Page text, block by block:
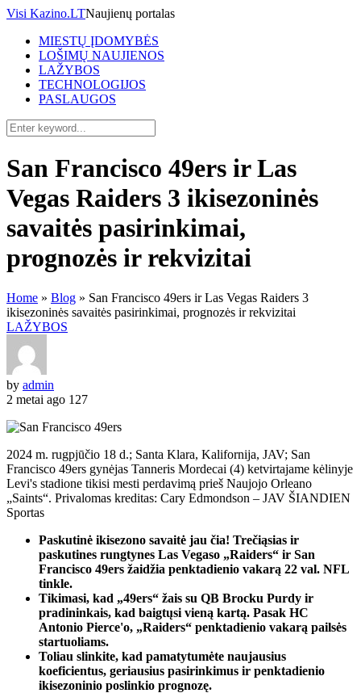
Visi Kazino.LTNaujienų portalas
MIESTŲ ĮDOMYBĖS
LOŠIMŲ NAUJIENOS
LAŽYBOS
TECHNOLOGIJOS
PASLAUGOS
San Francisco 49ers ir Las
Vegas Raiders 3 ikisezoninės
savaitės pasirinkimai,
prognozės ir rekvizitai
Home » Blog » San Francisco 49ers ir Las Vegas Raiders 3
ikisezoninės savaitės pasirinkimai, prognozės ir rekvizitai
LAŽYBOS
by admin
2 metai ago 127
2024 m. rugpjūčio 18 d.; Santa Klara, Kalifornija, JAV; San
Francisco 49ers gynėjas Tanneris Mordecai (4) ketvirtajame kėlinyje
Levi's stadione tikisi mesti perdavimą prieš Naujojo Orleano
„Saints“. Privalomas kreditas: Cary Edmondson – JAV ŠIANDIEN
Sportas
Paskutinė ikisezono savaitė jau čia! Trečiąsias ir
paskutines rungtynes ​​Las Vegaso „Raiders“ ir San
Francisco 49ers žaidžia penktadienio vakarą 22 val. NFL
tinkle.
Tikimasi, kad „49ers“ žais su QB Brocku Purdy ir
pradininkais, kad baigtųsi vieną kartą. Pasak HC
Antonio Pierce'o, „Raiders“ penktadienio vakarą pailsės
startuoliams.
Toliau slinkite, kad pamatytumėte naujausius
koeficientus, geriausius pasirinkimus ir penktadienio
ikisezoninio poslinkio prognozę.